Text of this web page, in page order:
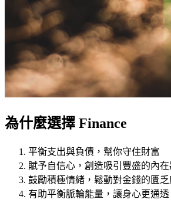
為什麼選擇 Finance
平衡支出與負債，幫你守住財富
賦予自信心，創造吸引豐盛的內在
鼓勵積極情緒，鬆動對金錢的匱乏
有助平衡脈輪能量，讓身心更通透